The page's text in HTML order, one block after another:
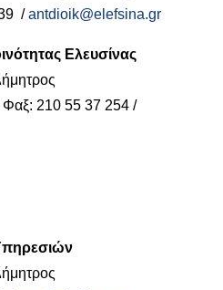
/antdioik@elefsina.gr
Ελευσίνας
210 55 37 254 /